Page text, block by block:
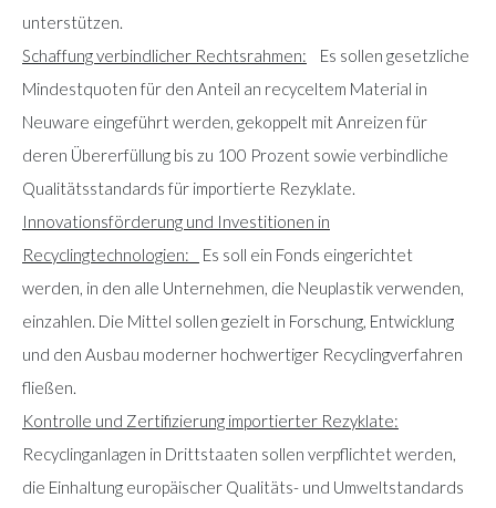
unterstützen.
Schaffung verbindlicher Rechtsrahmen: Es sollen gesetzliche
Mindestquoten für den Anteil an recyceltem Material in
Neuware eingeführt werden, gekoppelt mit Anreizen für
deren Übererfüllung bis zu 100 Prozent sowie verbindliche
Qualitätsstandards für importierte Rezyklate.
Innovationsförderung und Investitionen in
Recyclingtechnologien:
Es soll ein Fonds eingerichtet
werden, in den alle Unternehmen, die Neuplastik verwenden,
einzahlen. Die Mittel sollen gezielt in Forschung, Entwicklung
und den Ausbau moderner hochwertiger Recyclingverfahren
fließen.
Kontrolle und Zertifizierung importierter Rezyklate:
Recyclinganlagen in Drittstaaten sollen verpflichtet werden,
die Einhaltung europäischer Qualitäts- und Umweltstandards